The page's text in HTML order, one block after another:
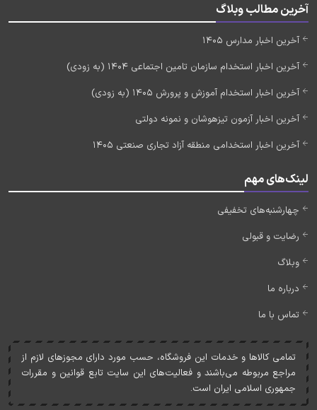
آخرین مطالب وبلاگ
آخرین اخبار مدارس 1405
آخرین اخبار استخدام سازمان تامین اجتماعی 1404 (به زودی)
آخرین اخبار استخدام آموزش و پرورش 1405 (به زودی)
آخرین اخبار آزمون تیزهوشان و نمونه دولتی
آخرین اخبار استخدامی منطقه آزاد تجاری صنعتی 1405
لینک‌های مهم
چهارشنبه‌های تخفیفی
رضایت و قبولی
وبلاگ
درباره ما
تماس با ما
تمامی کالاها و خدمات اين فروشگاه، حسب مورد دارای مجوزهای لازم از
مراجع مربوطه می‌باشند و فعاليت‌های اين سايت تابع قوانين و مقررات
جمهوری اسلامی ايران است.